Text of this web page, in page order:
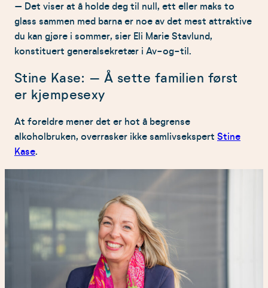
oppmerksomhet, omsorg og raushet gjennom
hele dagen.
Artikkelen understreker også at barn merker mer
rollemodeller som omsorgspersoner og som
kjærester.
– Det viser at å holde deg til null, ett eller maks to
glass sammen med barna er noe av det mest attraktive
du kan gjøre i sommer, sier Eli Marie Stavlund,
konstituert generalsekretær i Av-og-til.
Stine Kase: – Å sette familien først
er kjempesexy
At foreldre mener det er hot å begrense
alkoholbruken, overrasker ikke samlivsekspert Stine
Kase.